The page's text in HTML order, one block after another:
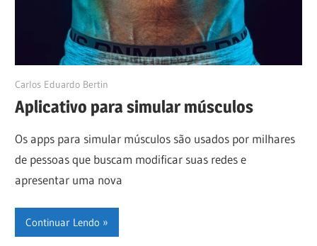
27/05/2024
Carlos Eduardo Bertin
Aplicativo para simular músculos
Os apps para simular músculos são usados por milhares
de pessoas que buscam modificar suas redes e
apresentar uma nova
Continuar Lendo